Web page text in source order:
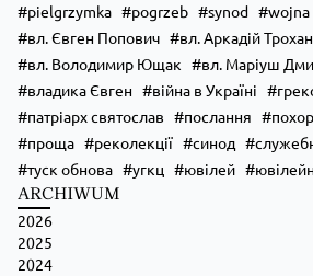
pielgrzymka
pogrzeb synod wojna
вл. Євген Попович
вл. Аркадій
вл. Володимир Ющак
вл. Маріуш
владика Євген
війна в Україні
патріарх святослав
послання
проща
реколекції синод
туск обнова
угкц ювілей
ARCHIWUM
2026
2025
2024